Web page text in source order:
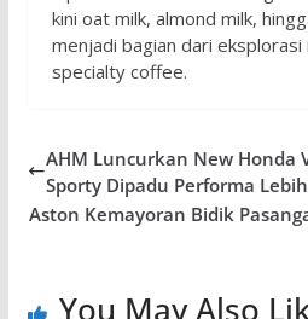
kini oat milk, almond milk,
menjadi bagian dari
specialty coffee.
AHM Luncurkan New Honda
Sporty Dipadu Performa
Aston Kemayoran Bidik
You May Also